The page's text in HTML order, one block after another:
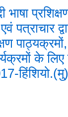
पाठ्यक्रमों,
के लिए